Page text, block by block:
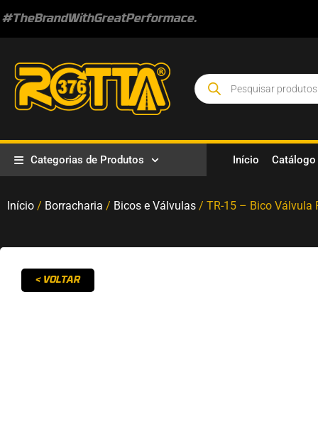
#TheBrandWithGreatPerformace.
Categorias de Produtos Início Catálogo
Início / Borracharia / Bicos e Válvulas / TR-15 – Bico Válvula
< VOLTAR